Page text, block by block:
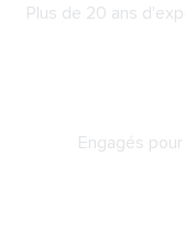
Plus de 20 ans
Engagés